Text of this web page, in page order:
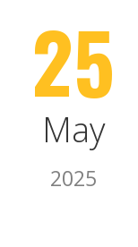
25
May
2025